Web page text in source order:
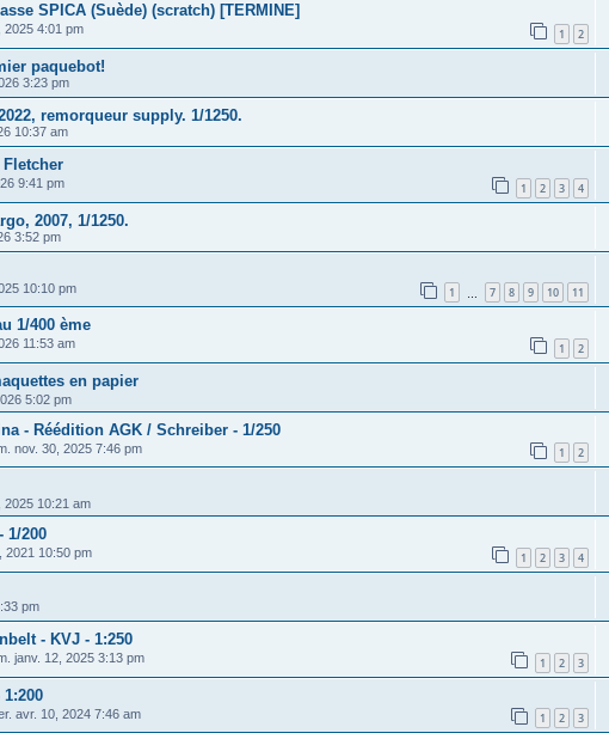
SPICA (Suède) (scratch) [TERMINE]
2025 4:01 pm 1 2
paquebot!
3:23 pm
remorqueur supply. 1/1250.
10:37 am
Fletcher
9:41 pm 1 2 3 4
2007, 1/1250.
3:52 pm
10:10 pm 1 7 8 9 10 11
1/400 ème
11:53 am 1 2
en papier
5:02 pm
- Réédition AGK / Schreiber - 1/250
nov. 30, 2025 7:46 pm 1 2
2025 10:21 am
1/200
2021 10:50 pm 1 2 3 4
pm
- KVJ - 1:250
janv. 12, 2025 3:13 pm 1 2 3
avr. 10, 2024 7:46 am 1 2 3